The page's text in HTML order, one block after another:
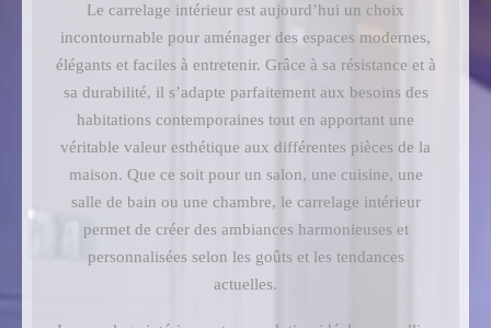
Le carrelage intérieur est aujourd’hui un choix
incontournable pour aménager des espaces modernes,
élégants et faciles à entretenir. Grâce à sa résistance et à
sa durabilité, il s’adapte parfaitement aux besoins des
habitations contemporaines tout en apportant une
véritable valeur esthétique aux différentes pièces de la
maison. Que ce soit pour un salon, une cuisine, une
salle de bain ou une chambre, le carrelage intérieur
permet de créer des ambiances harmonieuses et
personnalisées selon les goûts et les tendances
actuelles.